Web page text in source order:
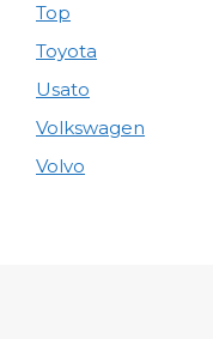
Top
Toyota
Usato
Volkswagen
Volvo